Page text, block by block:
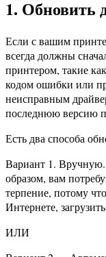
1. Обновить
Если с вашим
всегда должны
принтером, такие
кодом ошибки или
неисправным
последнюю версию
Есть два способа
Вариант 1.
образом, вам
терпение, потому
Интернете,
ИЛИ